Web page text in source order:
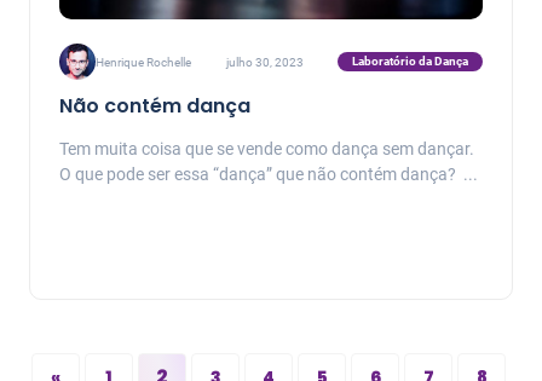
Henrique Rochelle julho 30, 2023 Laboratório da Dança
Não contém dança
Tem muita coisa que se vende como dança sem dançar.
O que pode ser essa “dança” que não contém dança? ...